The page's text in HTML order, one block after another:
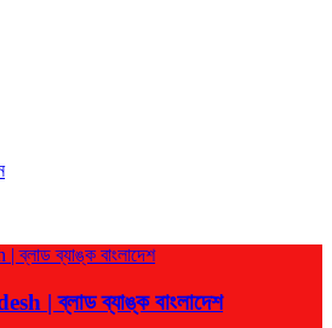
| ব্লাড ব্যাঙ্ক বাংলাদেশ